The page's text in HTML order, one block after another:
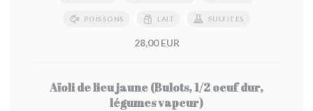
POISSONS LAIT SULFITES
28,00 EUR
Aïoli de lieu jaune (Bulots, 1/2 oeuf dur,
légumes vapeur)